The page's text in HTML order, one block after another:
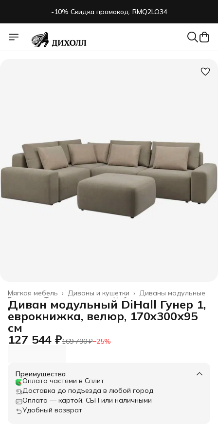
-10% Скидка промокод: RMQ2LO34
Диваны модульные
Диваны и кушетки ›
Мягкая мебель ›
Мебель
Товары для дома
Главная
Диван модульный DiHall Гунер 1,
еврокнижка, велюр, 170x300х95
см
127 544 ₽169 790 ₽−25%
Преимущества
Оплата частями в Сплит
Доставка до подъезда в любой город
Оплата — картой, СБП или наличными
Удобный возврат